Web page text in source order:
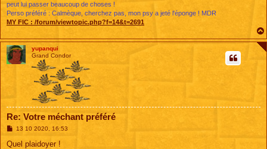
peut lui passer beaucoup de choses !
Perso préféré : Calmèque, cherchez pas, mon psy a jeté l'éponge ! MDR
MY FIC : /forum/viewtopic.php?f=14&t=2691
yupanqui
Grand Condor
Re: Votre méchant préféré
M
s
13 10 2020, 16:53
Quel plaidoyer !